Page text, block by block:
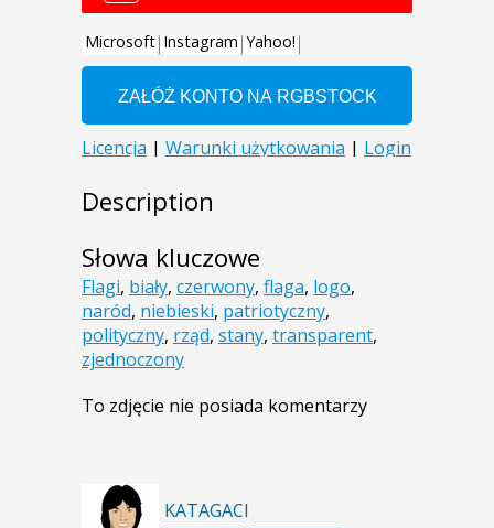
Description
Słowa kluczowe
Flagi, biały, czerwony, flaga, logo,
naród, niebieski, patriotyczny,
polityczny, rząd, stany, transparent,
zjednoczony
To zdjęcie nie posiada komentarzy
KATAGACI